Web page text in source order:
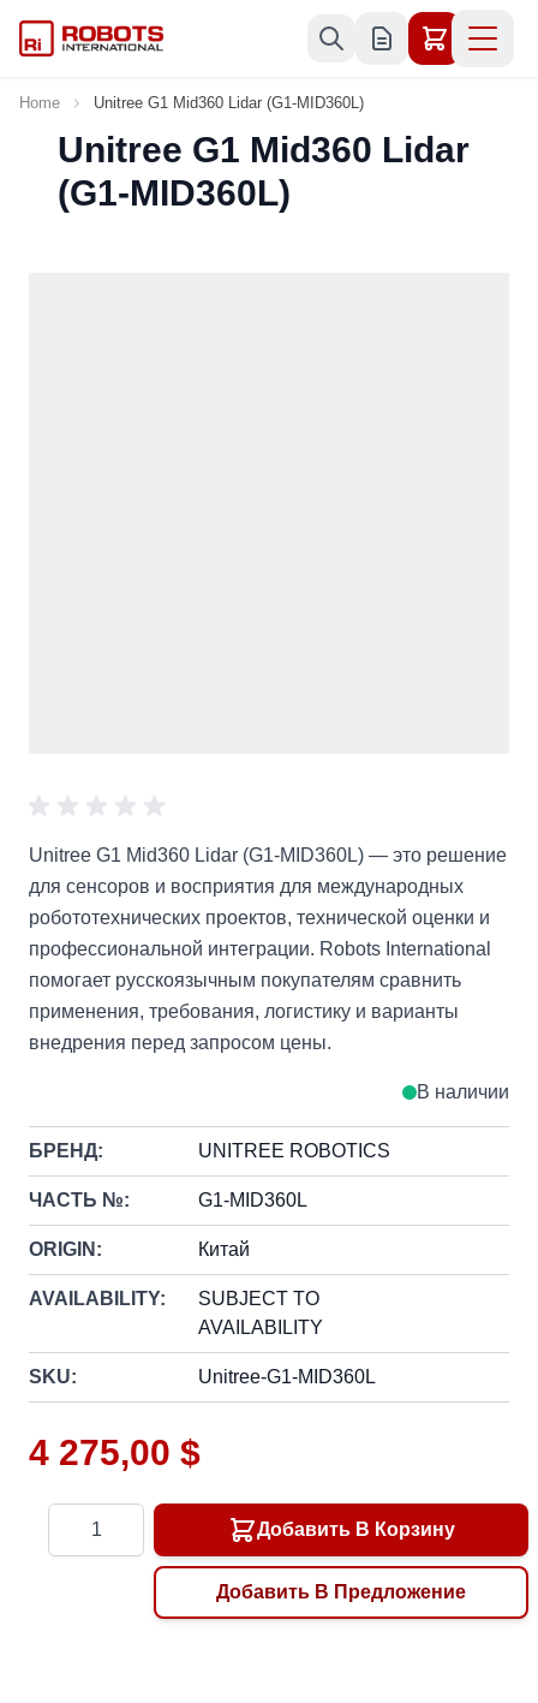
Home Unitree G1 Mid360 Lidar (G1-MID360L)
Unitree G1 Mid360 Lidar
(G1-MID360L)
Unitree G1 Mid360 Lidar (G1-MID360L) — это решение
для сенсоров и восприятия для международных
робототехнических проектов, технической оценки и
профессиональной интеграции. Robots International
помогает русскоязычным покупателям сравнить
применения, требования, логистику и варианты
внедрения перед запросом цены.
В наличии
БРЕНД: UNITREE ROBOTICS
ЧАСТЬ №: G1-MID360L
ORIGIN: Китай
AVAILABILITY:
SUBJECT TO
AVAILABILITY
SKU: Unitree-G1-MID360L
4 275,00 $
Добавить В Корзину
Добавить В Предложение